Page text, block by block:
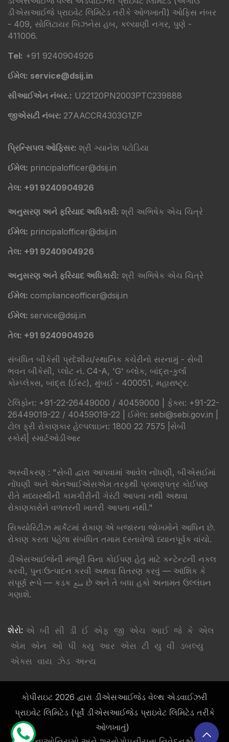
ડીએસઆઈજે પ્રાઇવેટ લિમિટેડ તરીકે ઓળખાતી) ઓફિસ નંબર
- 409, સોલિટાયર બિઝનેસ હબ, કલ્યાણી નગર, પુણે -
411006.
Tel: +91 9240904926
ઈમેલ: service@dsij.in
સીઆઈએન નંબર.: U22120PN2003PTC239888
જીએસટી નંબર: 27AACCR4303G1ZP
પ્રિન્સિપલ ઓફિસર: શ્રી ગ્યાનેશ પટોડિયા
ઈમેલ: principalofficer@dsij.in
તેલ: +91 9240904926
અનુસરણ અને ફરિયાદ અધિકારી: શ્રી અભિષેક એચ ચિત્રે
ઈમેલ: principalofficer@dsij.in
તેલ: +91 9240904926
અનુસરણ અને ફરિયાદ અધિકારી: શ્રી અભિષેક એચ ચિત્રે
ઈમેલ: complianceofficer@dsij.in
ઈમેલ: service@dsij.in
તેલ: +91 9240904926
સંબંધિત બીકેસી પ્રદેશીય/સ્થાનિક કચેરીનો સરનામું - સેબી
ભવન બીકેસી, પ્લોટ નં. C4-A, 'G' બ્લોક, બાંદ્રા-કુર્લા
કોમ્પ્લેક્સ, બાંદ્રા (ઈસ્ટ), મુંબઈ - 400051, મહારાષ્ટ્ર.
ટેલિફોન: +91-22-26449000 / 40459000 | ફેક્સ: +91-22-
26449019-22 / 40459019-22 | ઈમેલ: sebi@sebi.gov.in |
ટોલ ફ્રી રોકાણકાર હેલ્પલાઇન: 1800 22 7575 | સેબી
સ્કોર્સ સ્માર્ટઓડીઆર
​અસ્વીકરણ : "સેબી દ્વારા આપવામાં આવેલ નોંધણી, બીએસઈમાં
નોંધણી અને એનઆઈએસએમ તરફથી પ્રમાણપત્ર કોઈપણ
રીતે મધ્યસ્થીની કામગીરીની ગેરંટી આપતા નથી અથવા
રોકાણકારોને વળતરની ખાતરી આપતા નથી."
સિક્યોરિટીઝ માર્કેટમાં રોકાણ એ બજારના જોખમોને આધિન છે.
રોકાણ કરતા પહેલા સંબંધિત તમામ દસ્તાવેજો ધ્યાનપૂર્વક વાંચો.
ડીએસઆઈજેની મંજૂરી વિના કોઈપણ હેતુ માટે કન્ટેન્ટની નકલ
કરવી, પુનઃઉત્પાદન કરવી અથવા વિતરણ કરવું — આંશિક કે
સંપૂર્ણ રૂપે — કડક منع છે અને તે બધા હકો અનામત ઉલ્લંઘન
ગણાશે.
શેરો: એ બી સી ડી ઈ એફ જી એચ આઈ જે કે એલ
એમ
એન ઓ પી ક્યુ આર એસ ટી યુ વી
ડબલ્યુ
એક્સ
વાય ઝેડ અન્ય
કોપીરાઇટ 2026 દ્વારા ડીએસઆઈજેડ વેલ્થ એડવાઈઝરી
પ્રાઇવેટ લિમિટેડ (પૂર્વે ડીએસઆઈજેડ પ્રાઇવેટ લિમિટેડ તરીકે
ઓળખાતું)